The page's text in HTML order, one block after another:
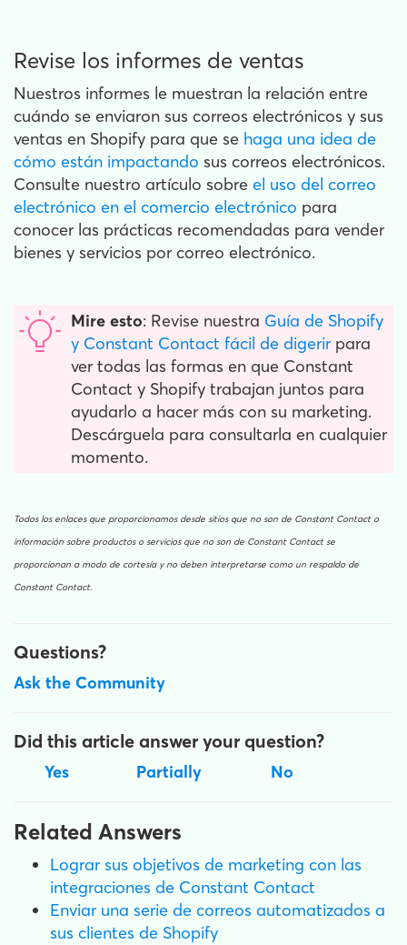
Revise los informes de ventas
Nuestros informes le muestran la relación entre
cuándo se enviaron sus correos electrónicos y sus
ventas en Shopify para que se haga una idea de
cómo están impactando sus correos electrónicos.
Consulte nuestro artículo sobre el uso del correo
electrónico en el comercio electrónico para
conocer las prácticas recomendadas para vender
bienes y servicios por correo electrónico.
Mire esto: Revise nuestra Guía de Shopify
y Constant Contact fácil de digerir para
ver todas las formas en que Constant
Contact y Shopify trabajan juntos para
ayudarlo a hacer más con su marketing.
Descárguela para consultarla en cualquier
momento.
Todos los enlaces que proporcionamos desde sitios que no son de Constant Contact o
información sobre productos o servicios que no son de Constant Contact se
proporcionan a modo de cortesía y no deben interpretarse como un respaldo de
Constant Contact.
Questions?
Ask the Community
Did this article answer your question?
Yes Partially No
Related Answers
Lograr sus objetivos de marketing con las
integraciones de Constant Contact
Enviar una serie de correos automatizados a
sus clientes de Shopify